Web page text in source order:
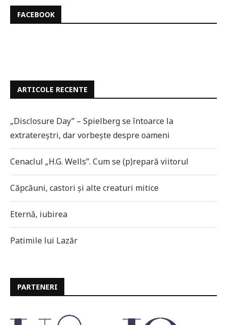
FACEBOOK
ARTICOLE RECENTE
„Disclosure Day” – Spielberg se întoarce la
extratereștri, dar vorbește despre oameni
Cenaclul „H.G. Wells”. Cum se (p)repară viitorul
Căpcăuni, castori și alte creaturi mitice
Eternă, iubirea
Patimile lui Lazăr
PARTENERI